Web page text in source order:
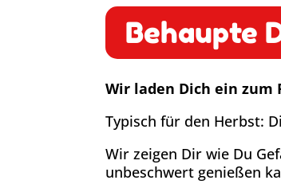
Behaupte
Wir laden Dich ein
Typisch für den Herbst:
Wir zeigen Dir wie Du
unbeschwert genießen